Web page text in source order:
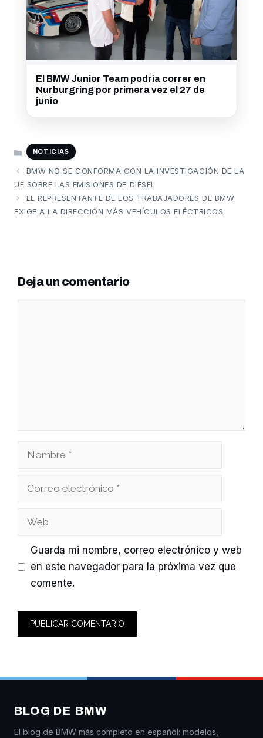
El BMW Junior Team podría correr en
Nurburgring por primera vez el 27 de
junio
CATEGORÍAS
NOTICIAS
BMW NO SE CONFORMA CON LA INVESTIGACIÓN DE LA
UE SOBRE LAS EMISIONES DE DIÉSEL
EL REPRESENTANTE DE LOS TRABAJADORES DE BMW
EXIGE A LA DIRECCIÓN MÁS VEHÍCULOS ELÉCTRICOS
Deja un comentario
Nombre
Correo
Web
Guarda mi nombre, correo electrónico y web
en este navegador para la próxima vez que
comente.
BLOG DE BMW
El blog de BMW más completo en español: modelos,